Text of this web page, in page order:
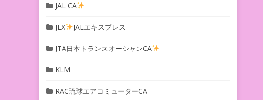
JAL CA
JEX JALエキスプレス
JTA日本トランスオーシャンCA
KLM
RAC琉球エアコミューターCA